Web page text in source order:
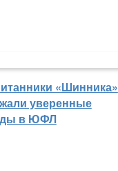
«Шинника»
уверенные
в ЮФЛ